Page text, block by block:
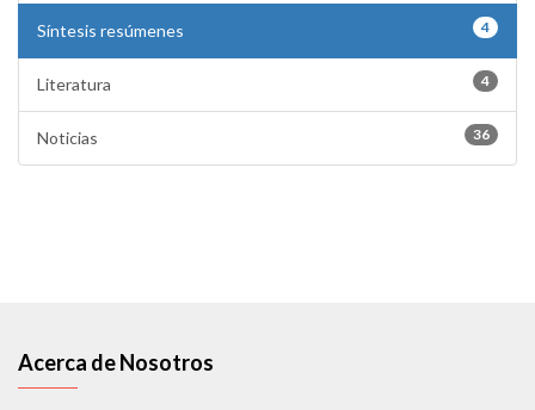
Síntesis resúmenes 4
Literatura 4
Noticias 36
Acerca de Nosotros